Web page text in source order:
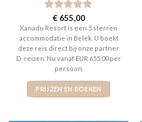
Gewaardeerd
5uit 5
€655,00
Xanadu Resort is een 5 sterren
accommodatie in Belek. U boekt
deze reis direct bij onze partner
D-reizen. Nu vanaf EUR 655.00 per
persoon.
PRIJZEN EN BOEKEN